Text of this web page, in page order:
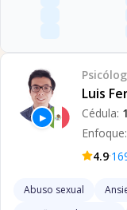
▶
Luis
Cédula:
Enfoque:
4.9·
Abuso sexual